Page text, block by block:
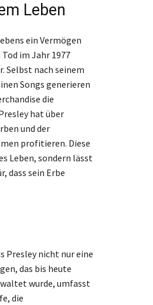
Leben
ein Vermögen
im Jahr 1977
Selbst nach seinem
Songs generieren
die
hat über
und der
profitieren. Diese
Leben, sondern lässt
dass sein Erbe
Presley nicht nur eine
das bis heute
wurde, umfasst
die